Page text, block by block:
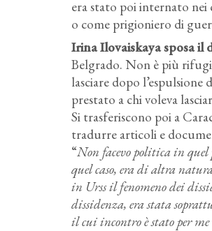
era stato poi internato nei
o come prigioniero di
Irina Ilovaiskaya sposa
Belgrado. Non è più
lasciare dopo
prestato a chi voleva
Si trasferiscono poi a
tradurre articoli e
“Non facevo politica in quel
quel caso, era di altra
in Urss il fenomeno dei
dissidenza, era stata
il cui incontro è stato per